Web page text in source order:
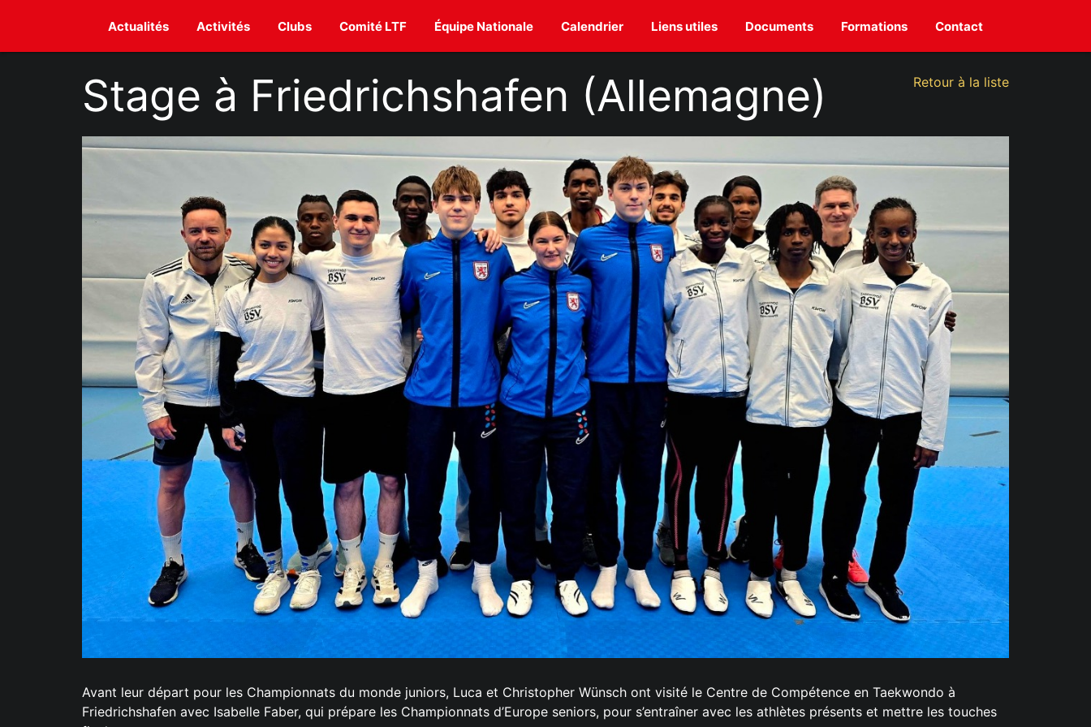
Actualités Activités Clubs Comité LTF Équipe Nationale Calendrier Liens utiles Documents Formations Contact
Retour à la liste
Stage à Friedrichshafen (Allemagne)
Avant leur départ pour les Championnats du monde juniors, Luca et Christopher Wünsch ont visité le Centre de Compétence en Taekwondo à
Friedrichshafen avec Isabelle Faber, qui prépare les Championnats d’Europe seniors, pour s’entraîner avec les athlètes présents et mettre les touches